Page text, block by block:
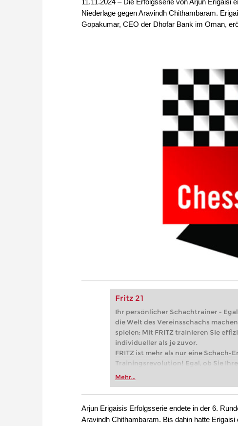
Niederlage gegen Aravindh Chithambaram.
Gopakumar, CEO der Dhofar Bank im Oman,
Fritz 21
Ihr persönlicher Schachtrainer -
die Welt des Vereinsschachs
spielen: Mit FRITZ trainieren Sie
individueller als je zuvor.
FRITZ ist mehr als nur eine Schach-
Trainingsrevolution! Egal, ob Sie
Vereinsschachs machen oder
zuvor.
Mehr...
Arjun Erigaisis Erfolgsserie endete in der 6.
Aravindh Chithambaram. Bis dahin hatte